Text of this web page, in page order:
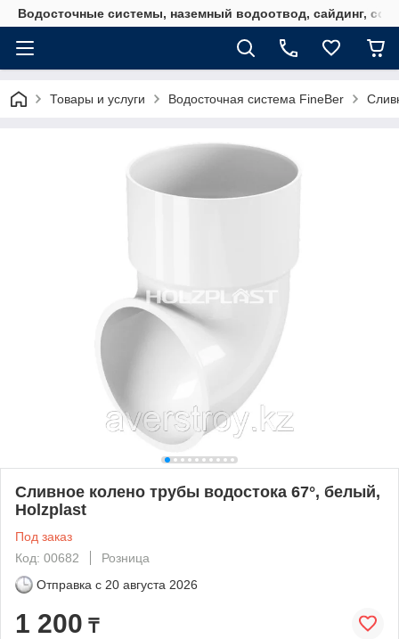
Водосточные системы, наземный водоотвод, сайдинг,
Товары и услуги Водосточная система FineBer
Сливное колено трубы водостока 67°, белый,
Holzplast
Под заказ
Код: 00682
Розница
Отправка с 20 августа 2026
1 200 ₸